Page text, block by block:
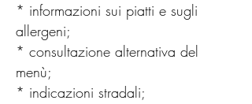
* informazioni sui piatti e sugli
allergeni;
* consultazione alternativa del
menù;
* indicazioni stradali;